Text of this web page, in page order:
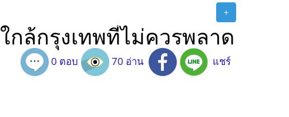
+
ล้กรุงเทพที่ไม่ควรพลาด
0 ตอบ 70 อ่าน แชร์